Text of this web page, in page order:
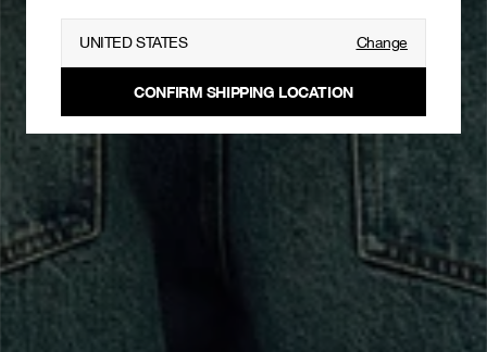
UNITED STATES Change
CONFIRM SHIPPING LOCATION